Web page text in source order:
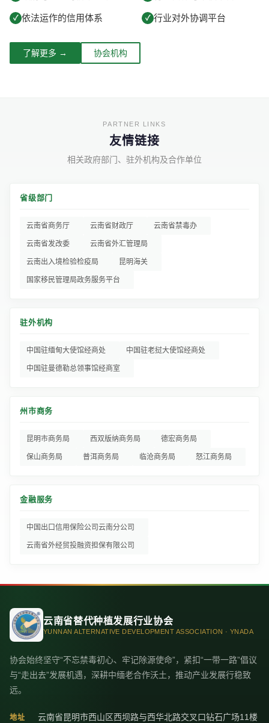
✓ 依法运作的信用体系 ✓ 行业对外协调平台
了解更多 → 协会机构
友情链接
相关政府部门、驻外机构及合作单位
省级部门
云南省商务厅 云南省财政厅 云南省禁毒办
云南省发改委 云南省外汇管理局
云南出入境检验检疫局 昆明海关
国家移民管理局政务服务平台
驻外机构
中国驻缅甸大使馆经商处 中国驻老挝大使馆经商处
中国驻曼德勒总领事馆经商室
州市商务
昆明市商务局 西双版纳商务局 德宏商务局
保山商务局 普洱商务局 临沧商务局 怒江商务局
金融服务
中国出口信用保险公司云南分公司
云南省外经贸投融资担保有限公司
云南省替代种植发展行业协会
YUNNAN ALTERNATIVE DEVELOPMENT ASSOCIATION · YNADA
协会始终坚守“不忘禁毒初心、牢记除源使命”，紧扣“一带一路”倡议
与“走出去”发展机遇，深耕中缅老合作沃土，推动产业发展行稳致
远。
地址
云南省昆明市西山区西坝路与西华北路交叉口钻石广场11楼